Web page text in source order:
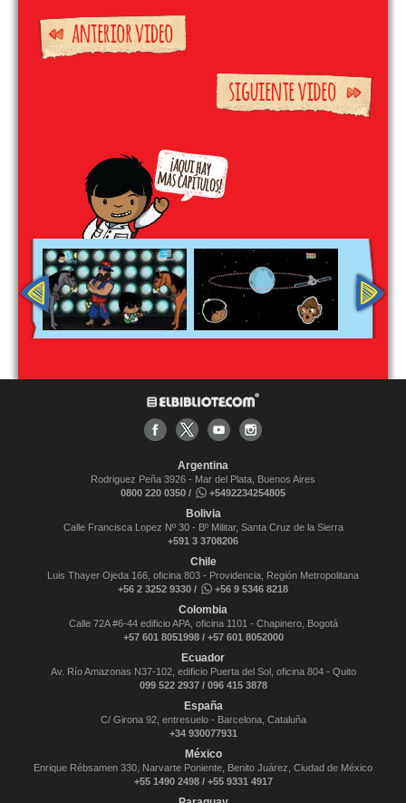
Argentina
Rodriguez Peña 3926 - Mar del Plata, Buenos Aires
0800 220 0350 /
+5492234254805
Bolivia
Calle Francisca Lopez Nº 30 - Bº Militar, Santa Cruz de la Sierra
+591 3 3708206
Chile
Luis Thayer Ojeda 166, oficina 803 - Providencia, Región Metropolitana
+56 2 3252 9330 /
+56 9 5346 8218
Colombia
Calle 72A #6-44 edificio APA, oficina 1101 - Chapinero, Bogotá
+57 601 8051998 / +57 601 8052000
Ecuador
Av. Río Amazonas N37-102, edificio Puerta del Sol, oficina 804 - Quito
099 522 2937 / 096 415 3878
España
C/ Girona 92, entresuelo - Barcelona, Cataluña
+34 930077931
México
Enrique Rébsamen 330, Narvarte Poniente, Benito Juárez, Ciudad de México
+55 1490 2498 / +55 9331 4917